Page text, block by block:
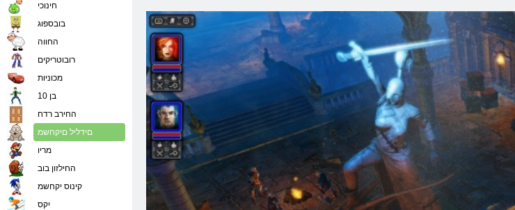
חינוכי
בובספוג
החווה
רובוטריקים
מכוניות
בן 10
החירב רדח
םידליל םיקחשמ
מריו
החילזון בוב
קינוס יקחשמ
יִקס